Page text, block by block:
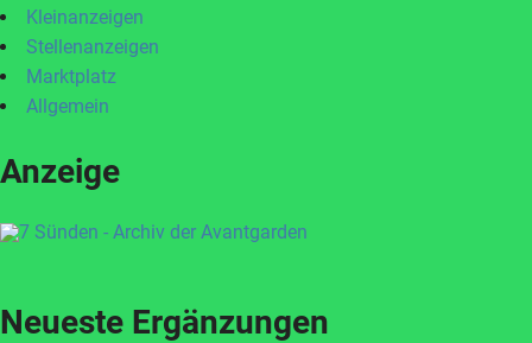
Kleinanzeigen
Stellenanzeigen
Marktplatz
Allgemein
Anzeige
Neueste Ergänzungen